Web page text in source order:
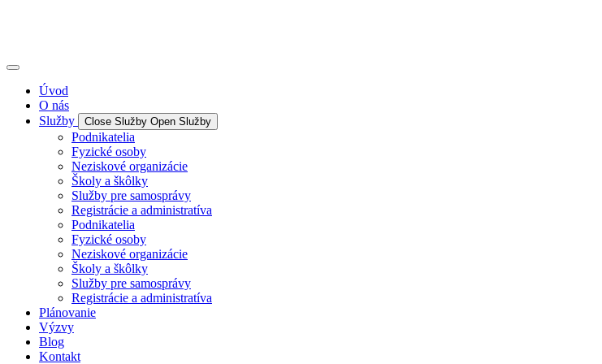
Úvod
O nás
Služby
Close Služby Open Služby
Podnikatelia
Fyzické osoby
Neziskové organizácie
Školy a škôlky
Služby pre samosprávy
Registrácie a administratíva
Podnikatelia
Fyzické osoby
Neziskové organizácie
Školy a škôlky
Služby pre samosprávy
Registrácie a administratíva
Plánovanie
Výzvy
Blog
Kontakt